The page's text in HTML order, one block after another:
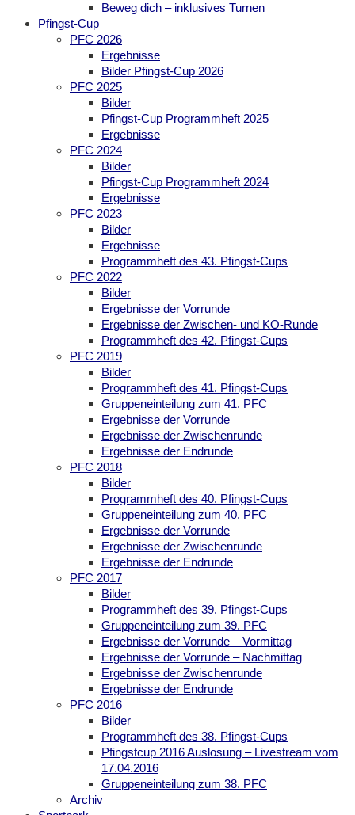
Beweg dich – inklusives Turnen
Pfingst-Cup
PFC 2026
Ergebnisse
Bilder Pfingst-Cup 2026
PFC 2025
Bilder
Pfingst-Cup Programmheft 2025
Ergebnisse
PFC 2024
Bilder
Pfingst-Cup Programmheft 2024
Ergebnisse
PFC 2023
Bilder
Ergebnisse
Programmheft des 43. Pfingst-Cups
PFC 2022
Bilder
Ergebnisse der Vorrunde
Ergebnisse der Zwischen- und KO-Runde
Programmheft des 42. Pfingst-Cups
PFC 2019
Bilder
Programmheft des 41. Pfingst-Cups
Gruppeneinteilung zum 41. PFC
Ergebnisse der Vorrunde
Ergebnisse der Zwischenrunde
Ergebnisse der Endrunde
PFC 2018
Bilder
Programmheft des 40. Pfingst-Cups
Gruppeneinteilung zum 40. PFC
Ergebnisse der Vorrunde
Ergebnisse der Zwischenrunde
Ergebnisse der Endrunde
PFC 2017
Bilder
Programmheft des 39. Pfingst-Cups
Gruppeneinteilung zum 39. PFC
Ergebnisse der Vorrunde – Vormittag
Ergebnisse der Vorrunde – Nachmittag
Ergebnisse der Zwischenrunde
Ergebnisse der Endrunde
PFC 2016
Bilder
Programmheft des 38. Pfingst-Cups
Pfingstcup 2016 Auslosung – Livestream vom
17.04.2016
Gruppeneinteilung zum 38. PFC
Archiv